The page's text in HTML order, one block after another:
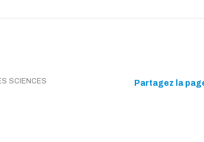
SCIENCES Partagez la